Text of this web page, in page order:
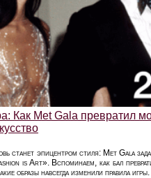
Как Met Gala превратил
станет эпицентром стиля: Met Gala
is Art». Вспоминаем, как бал
образы навсегда изменили правила игры.